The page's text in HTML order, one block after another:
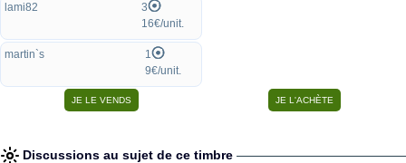
lami82
3
16€/unit.
martin`s
1
9€/unit.
Discussions au sujet de ce timbre